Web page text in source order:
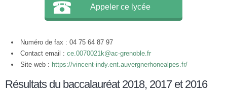
Appeler ce lycée
Numéro de fax : 04 75 64 87 97
Contact email : ce.0070021k@ac-grenoble.fr
Site web : https://vincent-indy.ent.auvergnerhonealpes.fr/
Résultats du baccalauréat 2018, 2017 et 2016